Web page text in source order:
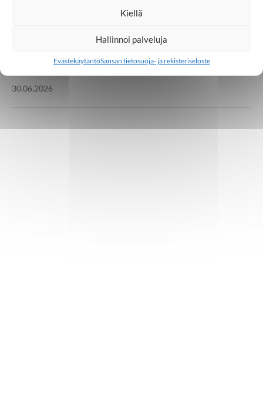
Kiellä
Hallinnoi palveluja
EvästekäytäntöSansan tietosuoja- ja rekisteriseloste
Ed Cannon: Joskus koko yhteisö muuttuu
yhden uuden uskovan kautta
30.06.2026